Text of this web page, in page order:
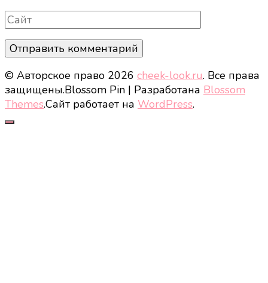
Сайт
© Авторское право 2026 cheek-look.ru. Все права
защищены.Blossom Pin | Разработана Blossom
Themes.Сайт работает на WordPress.